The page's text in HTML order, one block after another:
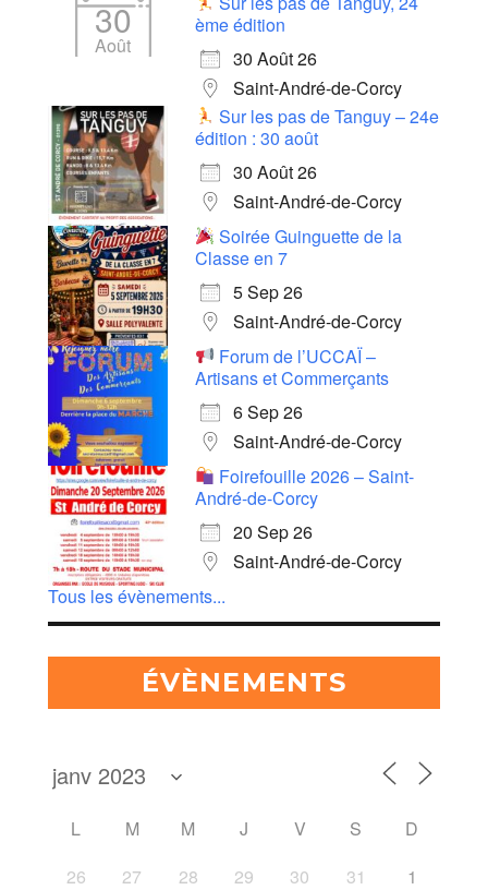
30
Août
ème édition
30 Août 26
Saint-André-de-Corcy
Sur les pas de Tanguy – 24e
édition : 30 août
30 Août 26
Saint-André-de-Corcy
Soirée Guinguette de la
Classe en 7
5 Sep 26
Saint-André-de-Corcy
Forum de l’UCCAÏ –
Artisans et Commerçants
6 Sep 26
Saint-André-de-Corcy
Foirefouille 2026 – Saint-
André-de-Corcy
20 Sep 26
Saint-André-de-Corcy
Tous les évènements...
ÉVÈNEMENTS
L M M J V S
D
26
27 28 29 30 31 1